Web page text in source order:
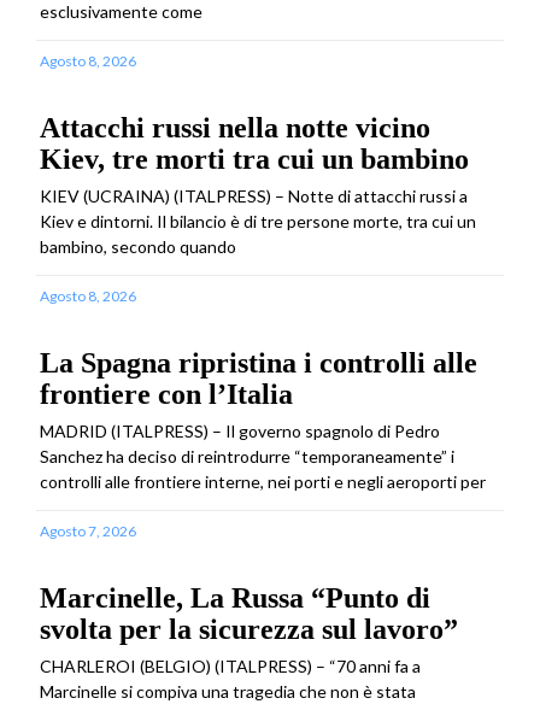
esclusivamente come
Agosto 8, 2026
Attacchi russi nella notte vicino
Kiev, tre morti tra cui un bambino
KIEV (UCRAINA) (ITALPRESS) – Notte di attacchi russi a
Kiev e dintorni. Il bilancio è di tre persone morte, tra cui un
bambino, secondo quando
Agosto 8, 2026
La Spagna ripristina i controlli alle
frontiere con l’Italia
MADRID (ITALPRESS) – Il governo spagnolo di Pedro
Sanchez ha deciso di reintrodurre “temporaneamente” i
controlli alle frontiere interne, nei porti e negli aeroporti per
Agosto 7, 2026
Marcinelle, La Russa “Punto di
svolta per la sicurezza sul lavoro”
CHARLEROI (BELGIO) (ITALPRESS) – “70 anni fa a
Marcinelle si compiva una tragedia che non è stata